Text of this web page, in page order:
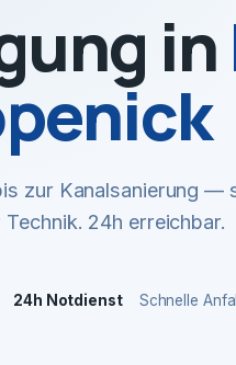
in
zur Kanalsanierung —
24h erreichbar.
24h Notdienst Schnelle